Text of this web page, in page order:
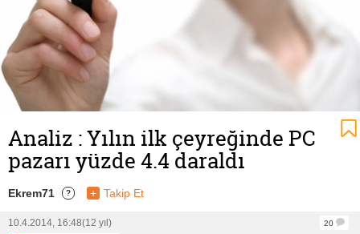
Analiz : Yılın ilk çeyreğinde PC
pazarı yüzde 4.4 daraldı
Ekrem71 ? + Takip Et
10.4.2014, 16:48(12 yıl)
20